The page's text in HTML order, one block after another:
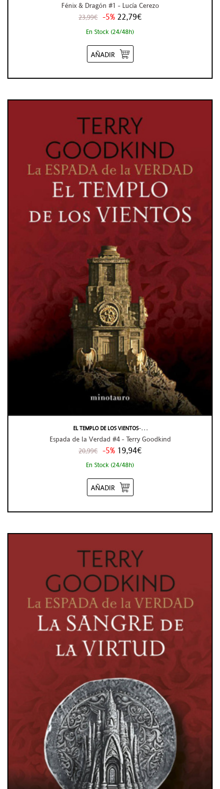
Fénix & Dragón #1 - Lucía Cerezo
23,99€ -5% 22,79€
En Stock (24/48h)
AÑADIR
EL TEMPLO DE LOS VIENTOS ̵ . . .
Espada de la Verdad #4 - Terry Goodkind
20,99€ -5% 19,94€
En Stock (24/48h)
AÑADIR